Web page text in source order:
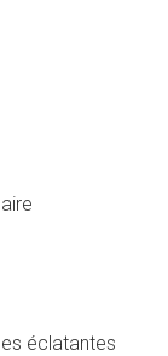
éclatantes